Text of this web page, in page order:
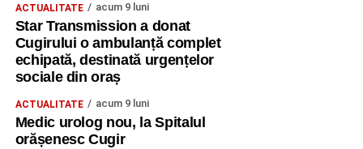
deplasare.
ACTUALITATE acum 9 luni
Star Transmission a donat
Cugirului o ambulanță complet
echipată, destinată urgențelor
sociale din oraș
ACTUALITATE acum 9 luni
Medic urolog nou, la Spitalul
orășenesc Cugir